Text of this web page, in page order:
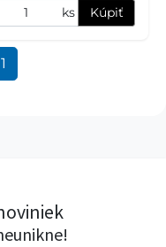
ks Kúpiť
1